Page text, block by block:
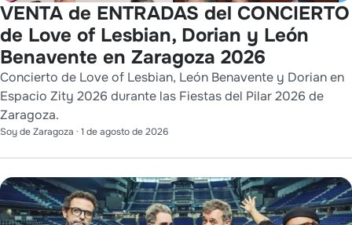
VENTA de ENTRADAS del CONCIERTO
de Love of Lesbian, Dorian y León
Benavente en Zaragoza 2026
Concierto de Love of Lesbian, León Benavente y Dorian en
Espacio Zity 2026 durante las Fiestas del Pilar 2026 de
Zaragoza.
Soy de Zaragoza · 1 de agosto de 2026